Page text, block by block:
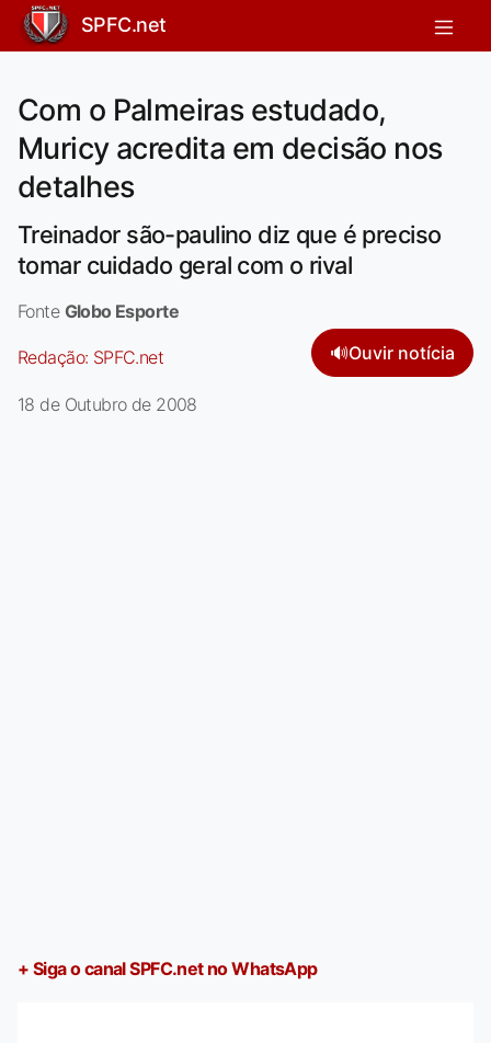
SPFC.net
Com o Palmeiras estudado,
Muricy acredita em decisão nos
detalhes
Treinador são-paulino diz que é preciso
tomar cuidado geral com o rival
Fonte Globo Esporte
Redação: SPFC.net 🔊Ouvir notícia
18 de Outubro de 2008
+ Siga o canal SPFC.net no WhatsApp